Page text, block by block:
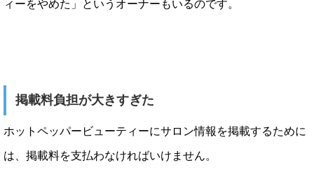
ィーをやめた」というオーナーもいるのです。
掲載料負担が大きすぎた
ホットペッパービューティーにサロン情報を掲載するために
は、掲載料を支払わなければいけません。